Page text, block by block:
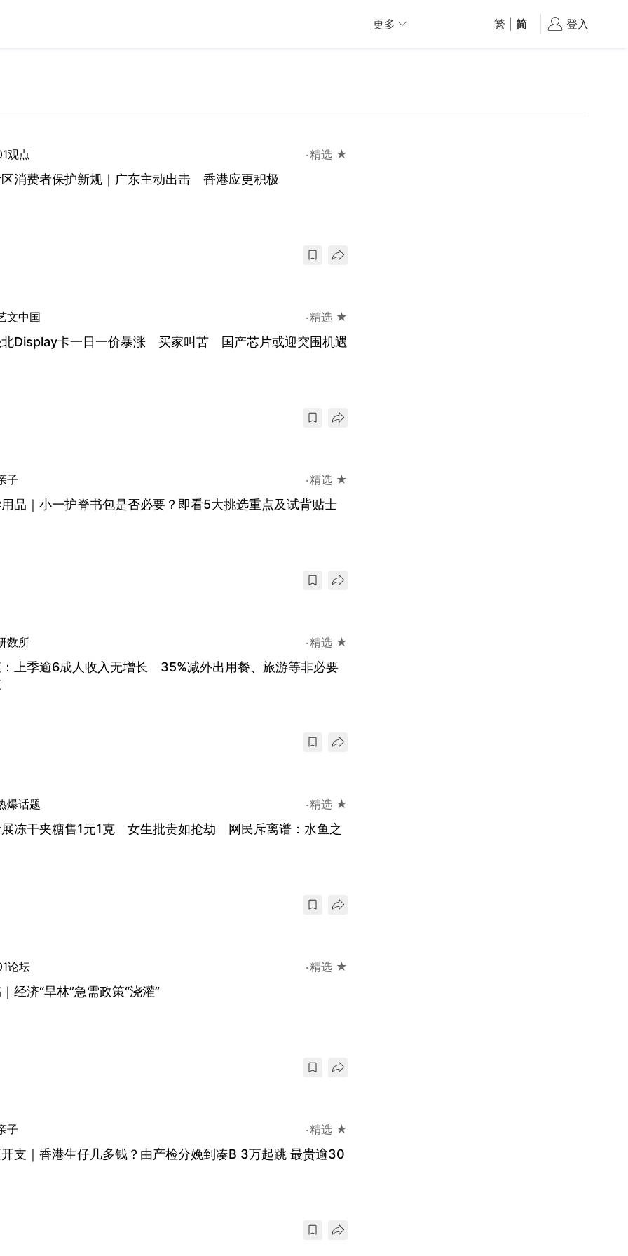
更多 繁 简 登入
观点 精选 ★
消费者保护新规｜广东主动出击 香港应更积极
文中国 精选 ★
Display卡一日一价暴涨 买家叫苦 国产芯片或迎突围机遇
子 精选 ★
品｜小一护脊书包是否必要？即看5大挑选重点及试背贴士
数所 精选 ★
上季逾6成人收入无增长 35%减外出用餐、旅游等非必要
爆话题 精选 ★
冻干夹糖售1元1克 女生批贵如抢劫 网民斥离谱：水鱼之
论坛 精选 ★
经济“旱林”急需政策“浇灌”
子 精选 ★
支｜香港生仔几多钱？由产检分娩到凑B 3万起跳 最贵逾30